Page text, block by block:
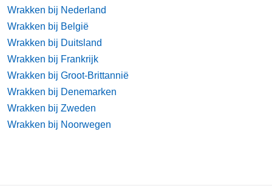
Wrakken bij Nederland
Wrakken bij België
Wrakken bij Duitsland
Wrakken bij Frankrijk
Wrakken bij Groot-Brittannië
Wrakken bij Denemarken
Wrakken bij Zweden
Wrakken bij Noorwegen